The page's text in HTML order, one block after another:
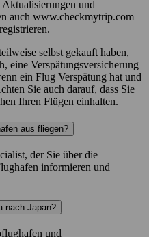
und
auch www.checkmytrip.com
selbst gekauft haben,
eine Verspätungsversicherung
ein Flug Verspätung hat und
Sie auch darauf, dass Sie
Ihren Flügen einhalten.
aus fliegen?
der Sie über die
informieren und
nach Japan?
und